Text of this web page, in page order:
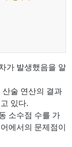
가 발생했음을 알
술 연산의 결과
있다.
소수점 수를 가
에서의 문제점이